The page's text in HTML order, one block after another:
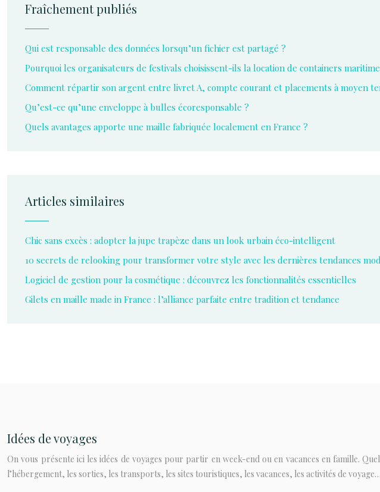
Fraîchement publiés
Qui est responsable des données lorsqu’un fichier est partagé ?
Pourquoi les organisateurs de festivals choisissent-ils la location de containers
Comment répartir son argent entre livret A, compte courant et placements à moyen
Qu’est-ce qu’une enveloppe à bulles écoresponsable ?
Quels avantages apporte une maille fabriquée localement en France ?
Articles similaires
Chic sans excès : adopter la jupe trapèze dans un look urbain éco-intelligent
10 secrets de relooking pour transformer votre style avec les dernières tendances
Logiciel de gestion pour la cosmétique : découvrez les fonctionnalités essentielles
Gilets en maille made in France : l’alliance parfaite entre tradition et tendance
Idées de voyages
On vous présente ici les idées de voyages pour partir en week-end ou en vacances en famille.
l’hébergement, les sorties, les transports, les sites touristiques, les vacances, les activités de voyage…